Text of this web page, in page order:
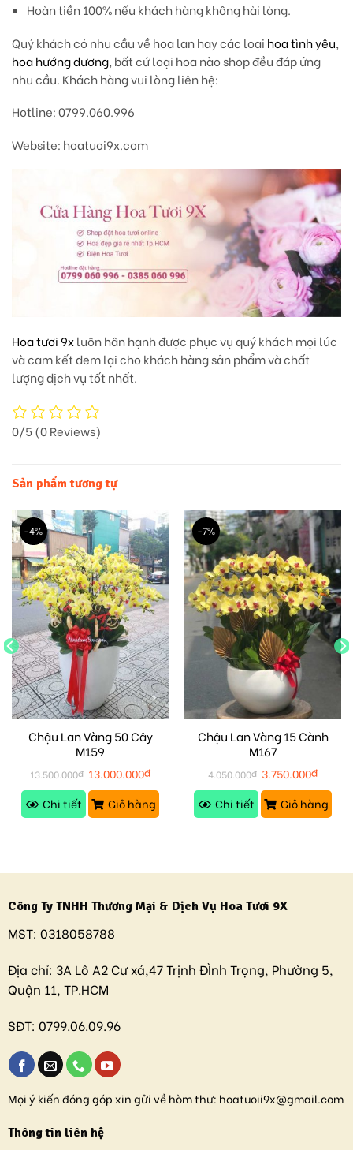
Hoàn tiền 100% nếu khách hàng không hài lòng.
Quý khách có nhu cầu về hoa lan hay các loại hoa tình yêu,
hoa hướng dương, bất cứ loại hoa nào shop đều đáp ứng
nhu cầu. Khách hàng vui lòng liên hệ:
Hotline: 0799.060.996
Website: hoatuoi9x.com
Hoa tươi 9xluôn hân hạnh được phục vụ quý khách mọi lúc
và cam kết đem lại cho khách hàng sản phẩm và chất
lượng dịch vụ tốt nhất.
0/5(0 Reviews)
Sản phẩm tương tự
-4%
Chậu Lan Vàng 50 Cây
M159
13.500.000₫ 13.000.000₫
Chi tiết
Giỏ hàng
-7%
Chậu Lan Vàng 15 Cành
M167
4.050.000₫ 3.750.000₫
Chi tiết
Giỏ hàng
Công Ty TNHH Thương Mại & Dịch Vụ Hoa Tươi 9X
MST: 0318058788
Địa chỉ: 3A Lô A2 Cư xá,47 Trịnh ĐÌnh Trọng, Phường 5,
Quận 11, TP.HCM
SĐT: 0799.06.09.96
Mọi ý kiến đóng góp xin gửi về hòm thư: hoatuoii9x@gmail.com
Thông tin liên hệ